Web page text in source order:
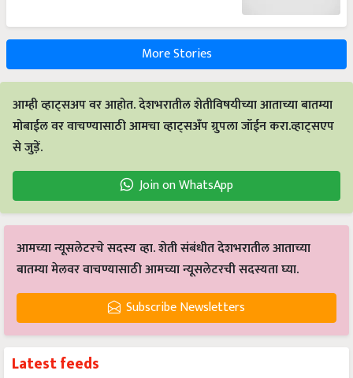
More Stories
आम्ही व्हाट्सअप वर आहोत. देशभरातील शेतीविषयीच्या आताच्या बातम्या
मोबाईल वर वाचण्यासाठी आमचा व्हाट्सअँप ग्रुपला जॉईन करा.व्हाट्सएप
से जुड़ें.
Join on WhatsApp
आमच्या न्यूसलेटरचे सदस्य व्हा. शेती संबंधीत देशभरातील आताच्या
बातम्या मेलवर वाचण्यासाठी आमच्या न्यूसलेटरची सदस्यता घ्या.
Subscribe Newsletters
Latest feeds